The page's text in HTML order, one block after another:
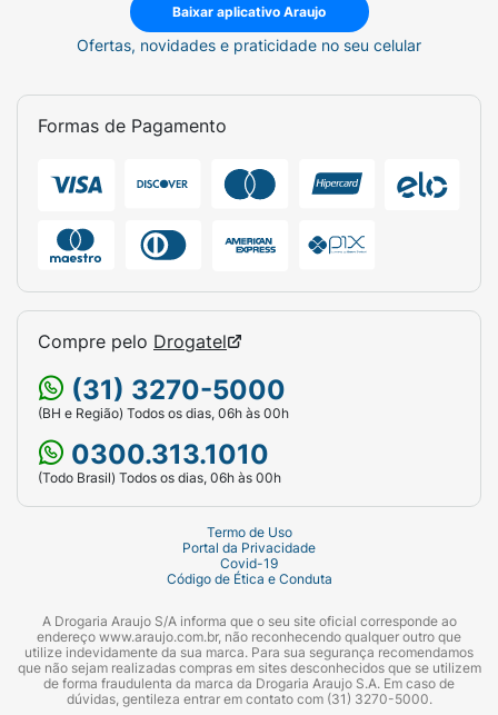
Baixar aplicativo Araujo
Ofertas, novidades e praticidade no seu celular
Formas de Pagamento
Compre pelo Drogatel
(31) 3270-5000
(BH e Região) Todos os dias, 06h às 00h
0300.313.1010
(Todo Brasil) Todos os dias, 06h às 00h
Termo de Uso
Portal da Privacidade
Covid-19
Código de Ética e Conduta
A Drogaria Araujo S/A informa que o seu site oficial corresponde ao
endereço www.araujo.com.br, não reconhecendo qualquer outro que
utilize indevidamente da sua marca. Para sua segurança recomendamos
que não sejam realizadas compras em sites desconhecidos que se utilizem
de forma fraudulenta da marca da Drogaria Araujo S.A. Em caso de
dúvidas, gentileza entrar em contato com (31) 3270-5000.